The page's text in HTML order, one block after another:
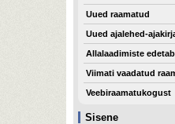
Sisene
Uued raamatud
Uued ajalehed-
Allalaadimiste
Viimati vaadatud
Veebiraamatukogust